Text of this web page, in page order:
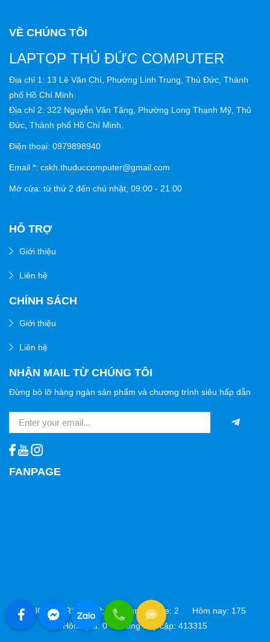
VỀ CHÚNG TÔI
LAPTOP THỦ ĐỨC COMPUTER
Địa chỉ 1: 13 Lê Văn Chí, Phường Linh Trung, Thủ Đức, Thành
phố Hồ Chí Minh
Địa chỉ 2: 322 Nguyễn Văn Tăng, Phường Long Thạnh Mỹ, Thủ
Đức, Thành phố Hồ Chí Minh.
Điện thoại: 0979898940
Email *: cskh.thuduccomputer@gmail.com
Mở cửa: từ thứ 2 đến chủ nhật, 09:00 - 21:00
HỖ TRỢ
Giới thiệu
Liên hệ
CHÍNH SÁCH
Giới thiệu
Liên hệ
NHẬN MAIL TỪ CHÚNG TÔI
Đừng bỏ lỡ hàng ngàn sản phẩm và chương trình siêu hấp dẫn
FANPAGE
THỐNG KÊ TRUY CẬP:
Đang online: 2 Hôm nay: 175
Hôm qua: 0 Tổng truy cập: 413315